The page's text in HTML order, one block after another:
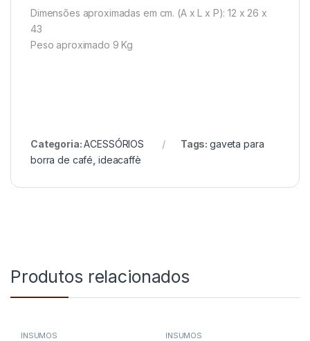
Dimensões aproximadas em cm. (A x L x P): 12 x 26 x
43
Peso aproximado 9 Kg
Categoria:ACESSÓRIOS Tags: gaveta para
borra de café ideacaffè
Produtos relacionados
INSUMOS INSUMOS